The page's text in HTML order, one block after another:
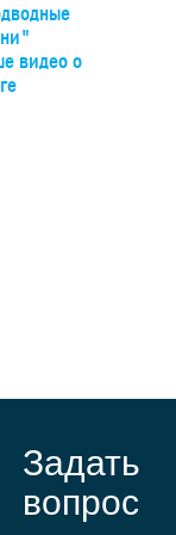
видео о
Задать
вопрос